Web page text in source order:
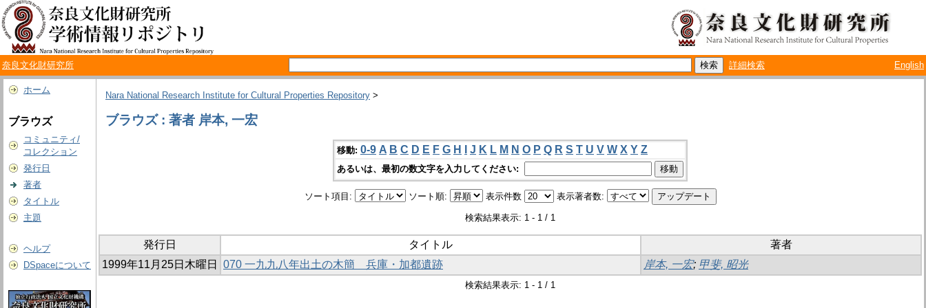
奈良文化財研究所 詳細検索 English
ホーム
ブラウズ
コミュニティ/
コレクション
発行日
著者
タイトル
主題
ヘルプ
DSpaceについて
Nara National Research Institute for Cultural Properties Repository >
ブラウズ : 著者 岸本, 一宏
移動: 0-9 A B C D E F G H J K L M N O P Q R S T U V W X Y Z
あるいは、最初の数文字を入力してください:
ソート項目: ソート順: 表示件数 表示著者数:
検索結果表示: 1 - 1 / 1
発行日 タイトル
著者
1999年11月25日木曜日
070 一九九八年出土の木簡 兵庫・加都遺跡 岸本, 一宏; 甲斐, 昭光
検索結果表示: 1 - 1 / 1